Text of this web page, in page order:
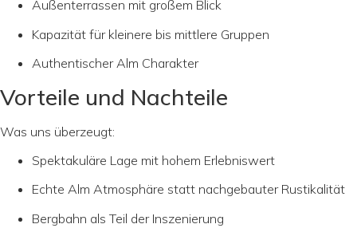
Außenterrassen mit großem Blick
Kapazität für kleinere bis mittlere Gruppen
Authentischer Alm Charakter
Vorteile und Nachteile
Was uns überzeugt:
Spektakuläre Lage mit hohem Erlebniswert
Echte Alm Atmosphäre statt nachgebauter Rustikalität
Bergbahn als Teil der Inszenierung